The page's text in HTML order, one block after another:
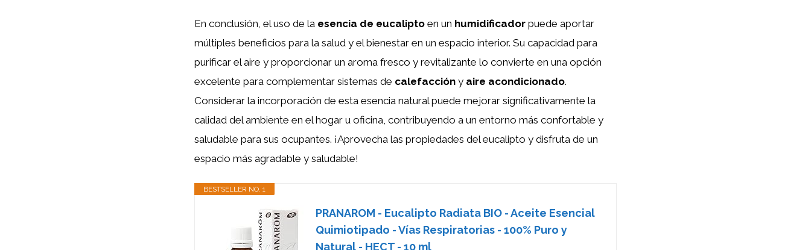
En conclusión, el uso de la esencia de eucalipto en un humidificador puede aportar
múltiples beneficios para la salud y el bienestar en un espacio interior. Su capacidad para
purificar el aire y proporcionar un aroma fresco y revitalizante lo convierte en una opción
excelente para complementar sistemas de calefacción y aire acondicionado.
Considerar la incorporación de esta esencia natural puede mejorar significativamente la
calidad del ambiente en el hogar u oficina, contribuyendo a un entorno más confortable y
saludable para sus ocupantes. ¡Aprovecha las propiedades del eucalipto y disfruta de un
espacio más agradable y saludable!
BESTSELLER NO. 1
PRANAROM - Eucalipto Radiata BIO - Aceite Esencial
Quimiotipado - Vías Respiratorias - 100% Puro y
Natural - HECT - 10 ml